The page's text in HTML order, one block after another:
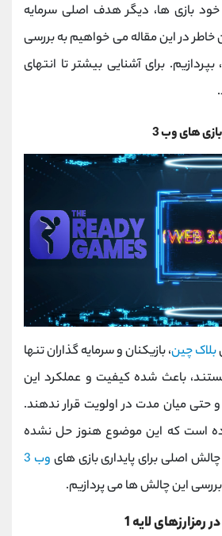
بازی ها، دیگر هدف اصلی سرمایه
در این مقاله می خواهیم به بررسی
، بپردازیم. برای آشنایی بیشتر تا انتهای
های وب 3
بلاک چین، بازیکنان و سرمایه گذاران تنها
باعث شده کیفیت و عملکرد این
و حتی میان مدت در اولویت قرار ندهند.
است که این موضوع هنوز حل نشده
اصلی برای پایداری بازی های وب 3
بررسی این چالش ها می پردازیم.
لایه 1